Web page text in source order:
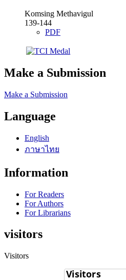
Komsing Methavigul
139-144
PDF
Make a Submission
Make a Submission
Language
English
ภาษาไทย
Information
For Readers
For Authors
For Librarians
visitors
Visitors